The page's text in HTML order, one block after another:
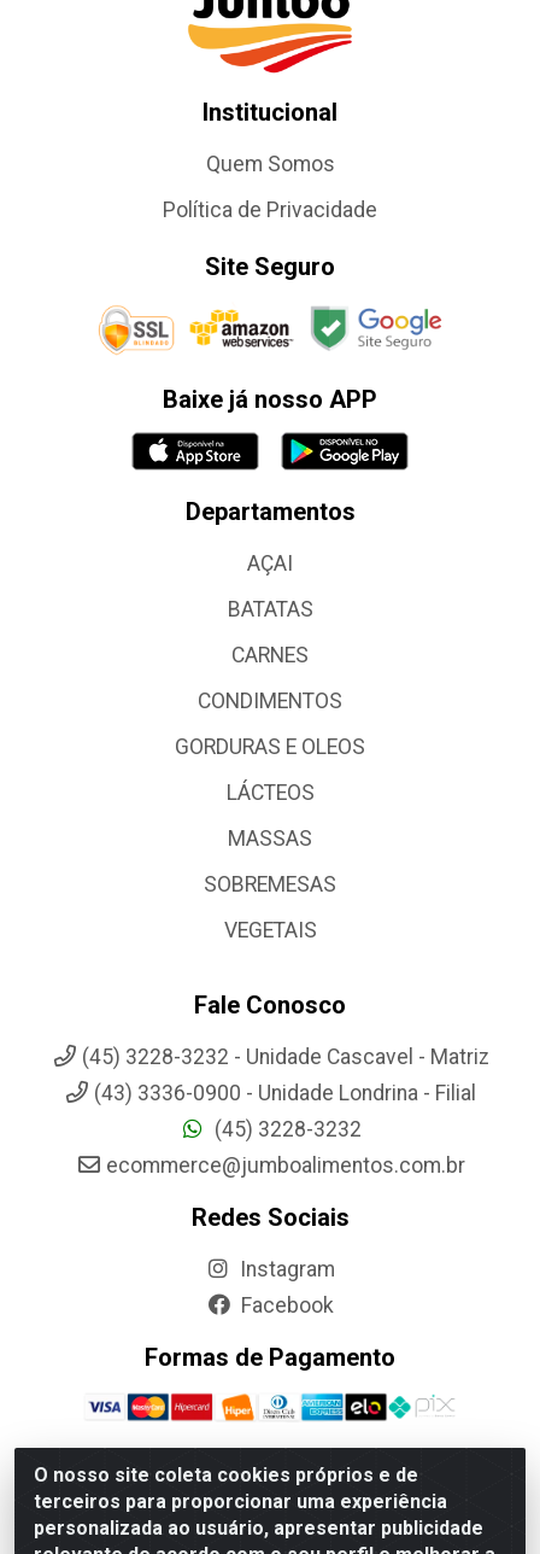
O nosso site coleta cookies próprios e de
terceiros para proporcionar uma experiência
personalizada ao usuário, apresentar publicidade
Institucional
Quem Somos
Política de Privacidade
Site Seguro
Baixe já nosso APP
Departamentos
AÇAI
BATATAS
CARNES
CONDIMENTOS
GORDURAS E OLEOS
LÁCTEOS
MASSAS
SOBREMESAS
VEGETAIS
Fale Conosco
(45) 3228-3232 - Unidade Cascavel - Matriz
(43) 3336-0900 - Unidade Londrina - Filial
(45) 3228-3232
ecommerce@jumboalimentos.com.br
Redes Sociais
Instagram
Facebook
Formas de Pagamento
Jumbo Alimentos Cascavel - Matriz - Rua Itatiba Do Sul, 161 -
Santos Dumont, Cascavel-PR - CEP 85804-700- CNPJ